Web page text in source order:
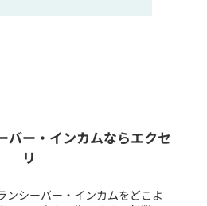
入力(製品名等)
バー・インカムならエクセ
リ
ンシーバー・インカムをどこよ